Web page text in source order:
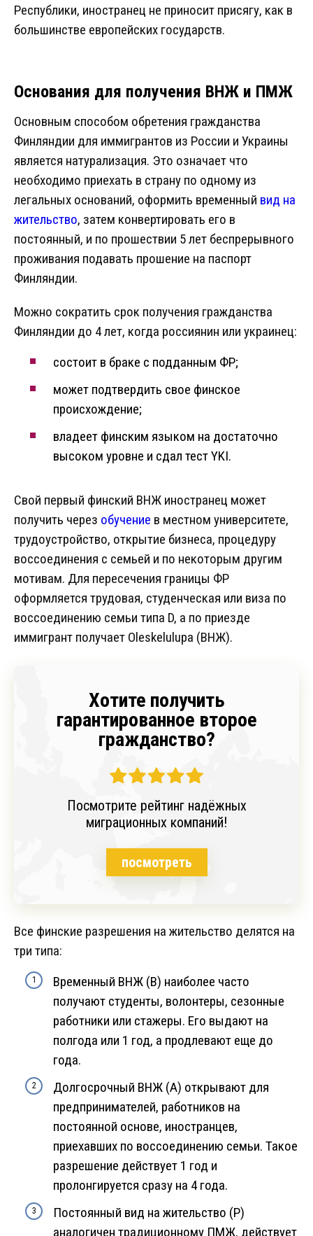
Республики, иностранец не приносит присягу, как в
большинстве европейских государств.
Основания для получения ВНЖ и ПМЖ
Основным способом обретения гражданства
Финляндии для иммигрантов из России и Украины
является натурализация. Это означает что
необходимо приехать в страну по одному из
легальных оснований, оформить временный вид на
жительство, затем конвертировать его в
постоянный, и по прошествии 5 лет беспрерывного
проживания подавать прошение на паспорт
Финляндии.
Можно сократить срок получения гражданства
Финляндии до 4 лет, когда россиянин или украинец:
состоит в браке с подданным ФР;
может подтвердить свое финское
происхождение;
владеет финским языком на достаточно
высоком уровне и сдал тест YKI.
Свой первый финский ВНЖ иностранец может
получить через обучение в местном университете,
трудоустройство, открытие бизнеса, процедуру
воссоединения с семьей и по некоторым другим
мотивам. Для пересечения границы ФР
оформляется трудовая, студенческая или виза по
воссоединению семьи типа D, а по приезде
иммигрант получает Oleskelulupa (ВНЖ).
Хотите получить
гарантированное второе
гражданство?
Посмотрите рейтинг надёжных
миграционных компаний!
посмотреть
Все финские разрешения на жительство делятся на
три типа:
Временный ВНЖ (B) наиболее часто
получают студенты, волонтеры, сезонные
работники или стажеры. Его выдают на
полгода или 1 год, а продлевают еще до
года.
Долгосрочный ВНЖ (А) открывают для
предпринимателей, работников на
постоянной основе, иностранцев,
приехавших по воссоединению семьи. Такое
разрешение действует 1 год и
пролонгируется сразу на 4 года.
Постоянный вид на жительство (P)
аналогичен традиционному ПМЖ, действует